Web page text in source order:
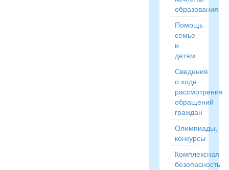
образования
Помощь
семье
и
детям
Сведения
о ходе
рассмотрения
обращений
граждан
Олимпиады,
конкурсы
Комплексная
безопасность